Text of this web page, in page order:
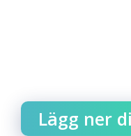
Lägg ner